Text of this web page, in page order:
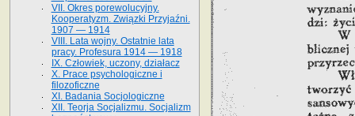
VII. Okres porewolucyjny.
Kooperatyzm. Związki Przyjaźni.
1907 — 1914
VIII. Lata wojny. Ostatnie lata
pracy. Profesura 1914 — 1918
IX. Człowiek, uczony, działacz
X. Prace psychologiczne i
filozoficzne
XI. Badania Socjologiczne
XII. Teorja Socjalizmu. Socjalizm